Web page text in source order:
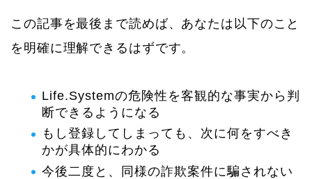
この記事を最後まで読めば、あなたは以下のこと
を明確に理解できるはずです。
Life.Systemの危険性を客観的な事実から判
断できるようになる
もし登録してしまっても、次に何をすべき
かが具体的にわかる
今後二度と、同様の詐欺案件に騙されない